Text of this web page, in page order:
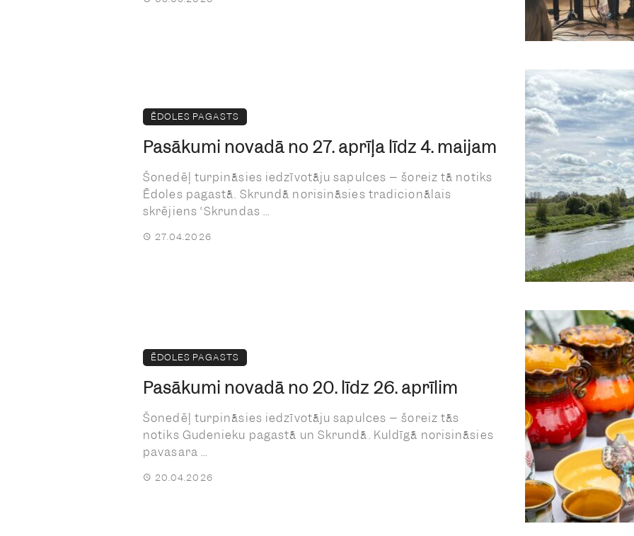
ĒDOLES PAGASTS
Pasākumi novadā no 27. aprīļa līdz 4. maijam
Šonedēļ turpināsies iedzīvotāju sapulces – šoreiz tā notiks
Ēdoles pagastā. Skrundā norisināsies tradicionālais
skrējiens “Skrundas ...
27.04.2026
ĒDOLES PAGASTS
Pasākumi novadā no 20. līdz 26. aprīlim
Šonedēļ turpināsies iedzīvotāju sapulces – šoreiz tās
notiks Gudenieku pagastā un Skrundā. Kuldīgā norisināsies
pavasara ...
20.04.2026